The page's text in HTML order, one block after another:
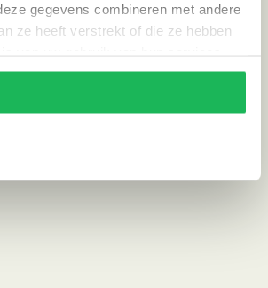
gegevens combineren met andere
ze heeft verstrekt of die ze hebben
Scandinavisch | Ibiza vibe